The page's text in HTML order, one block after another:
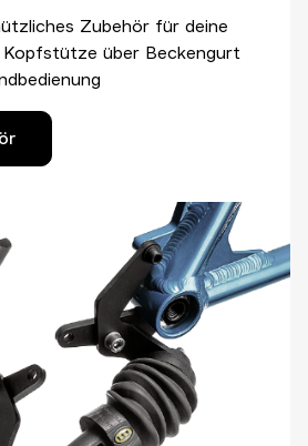
Zubehör für deine
Kopfstütze über Beckengurt